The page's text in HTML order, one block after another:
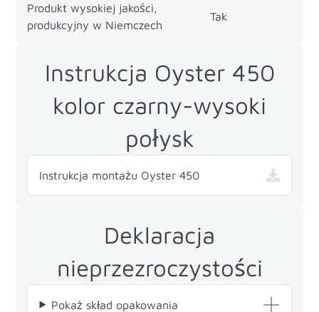
Produkt wysokiej jakości,
produkcyjny w Niemczech
Tak
Instrukcja Oyster 450
kolor czarny-wysoki
połysk
Instrukcja montażu Oyster 450
Deklaracja
nieprzezroczystości
Pokaż skład opakowania